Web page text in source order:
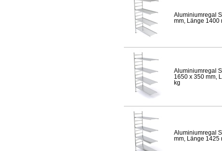
Aluminiumregal
mm, Länge 1400
Aluminiumregal
1650 x 350 mm,
kg
Aluminiumregal
mm, Länge 1425